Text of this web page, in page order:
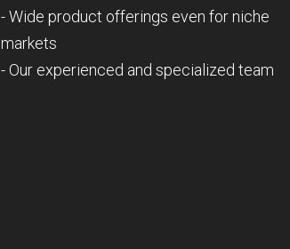
- Wide product offerings even for niche
markets
- Our experienced and specialized team